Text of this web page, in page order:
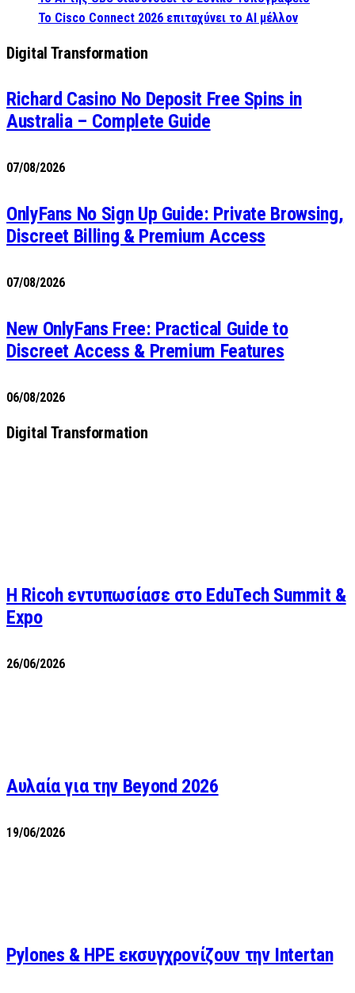
Το Cisco Connect 2026 επιταχύνει το AI μέλλον
Digital Transformation
Richard Casino No Deposit Free Spins in
Australia – Complete Guide
07/08/2026
OnlyFans No Sign Up Guide: Private Browsing,
Discreet Billing & Premium Access
07/08/2026
New OnlyFans Free: Practical Guide to
Discreet Access & Premium Features
06/08/2026
Digital Transformation
Η Ricoh εντυπωσίασε στο EduTech Summit &
Expo
26/06/2026
Αυλαία για την Beyond 2026
19/06/2026
Pylones & HPE εκσυγχρονίζουν την Intertan